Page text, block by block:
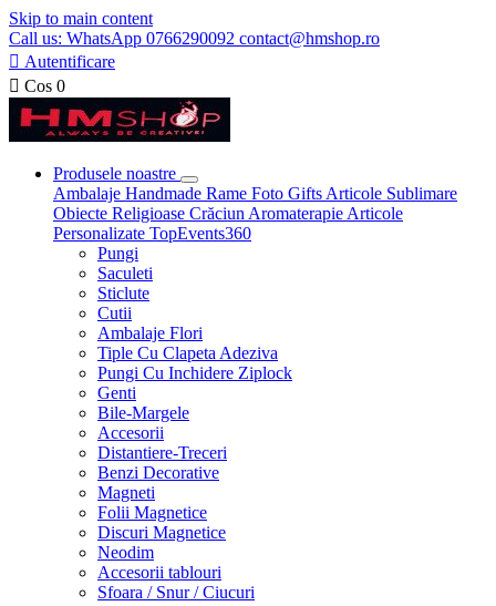
Skip to main content
Call us: WhatsApp 0766290092 contact@hmshop.ro
 Autentificare
 Cos 0
Produsele noastre
Ambalaje Handmade Rame Foto Gifts Articole Sublimare
Obiecte Religioase Crăciun Aromaterapie Articole
Personalizate TopEvents360
Pungi
Saculeti
Sticlute
Cutii
Ambalaje Flori
Tiple Cu Clapeta Adeziva
Pungi Cu Inchidere Ziplock
Genti
Bile-Margele
Accesorii
Distantiere-Treceri
Benzi Decorative
Magneti
Folii Magnetice
Discuri Magnetice
Neodim
Accesorii tablouri
Sfoara / Snur / Ciucuri